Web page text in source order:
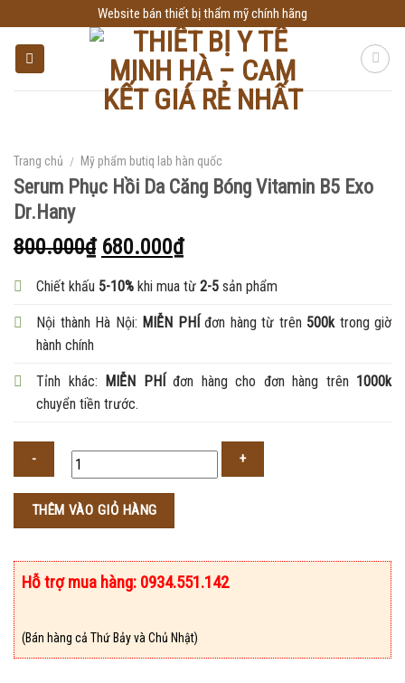
to
content
Website bán thiết bị thẩm mỹ chính hãng
Trang chủ / Mỹ phẩm butiq lab hàn quốc
Serum Phục Hồi Da Căng Bóng Vitamin B5 Exo
Dr.Hany
800.000₫ 680.000₫
Chiết khấu 5-10% khi mua từ 2-5 sản phẩm
Nội thành Hà Nội: MIỄN PHÍđơn hàng từ trên 500k trong giờ
hành chính
Tỉnh khác: MIỄN PHÍđơn hàng cho đơn hàng trên 1000k
chuyển tiền trước.
THÊM VÀO GIỎ HÀNG
Hỗ trợ mua hàng: 0934.551.142
(Bán hàng cả Thứ Bảy và Chủ Nhật)